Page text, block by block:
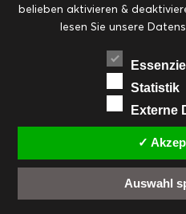
Eingemachtes Ohne
RezepteSaisonal
Suppen, Salate &
Vorspeisen,
Weihnachten Workshops &
FACEBOOK
belieben aktivieren &
lesen Sie unsere
Statistik
Externe
✓
Auswahl